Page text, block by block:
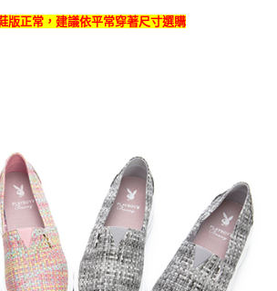
版正常，建議依平常穿著尺寸選購